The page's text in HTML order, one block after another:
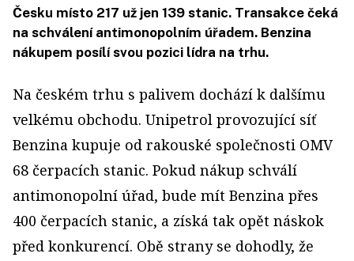
Česku místo 217 už jen 139 stanic. Transakce čeká
na schválení antimonopolním úřadem. Benzina
nákupem posílí svou pozici lídra na trhu.
Na českém trhu s palivem dochází k dalšímu
velkému obchodu. Unipetrol provozující síť
Benzina kupuje od rakouské společnosti OMV
68 čerpacích stanic. Pokud nákup schválí
antimonopolní úřad, bude mít Benzina přes
400 čerpacích stanic, a získá tak opět náskok
před konkurencí. Obě strany se dohodly, že